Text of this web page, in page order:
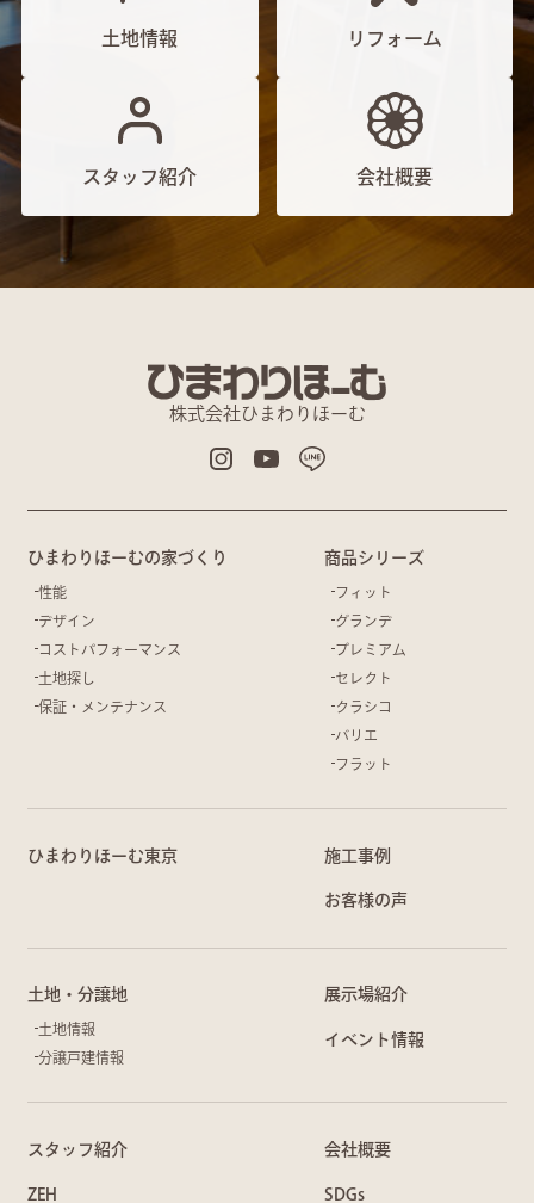
土地情報 リフォーム
スタッフ紹介 会社概要
株式会社ひまわりほーむ
ひまわりほーむの家づくり
性能
デザイン
コストパフォーマンス
土地探し
保証・メンテナンス
商品シリーズ
フィット
グランデ
プレミアム
セレクト
クラシコ
バリエ
フラット
ひまわりほーむ東京 施工事例
お客様の声
土地・分譲地
土地情報
分譲戸建情報
展示場紹介
イベント情報
スタッフ紹介 会社概要
ZEH SDGs